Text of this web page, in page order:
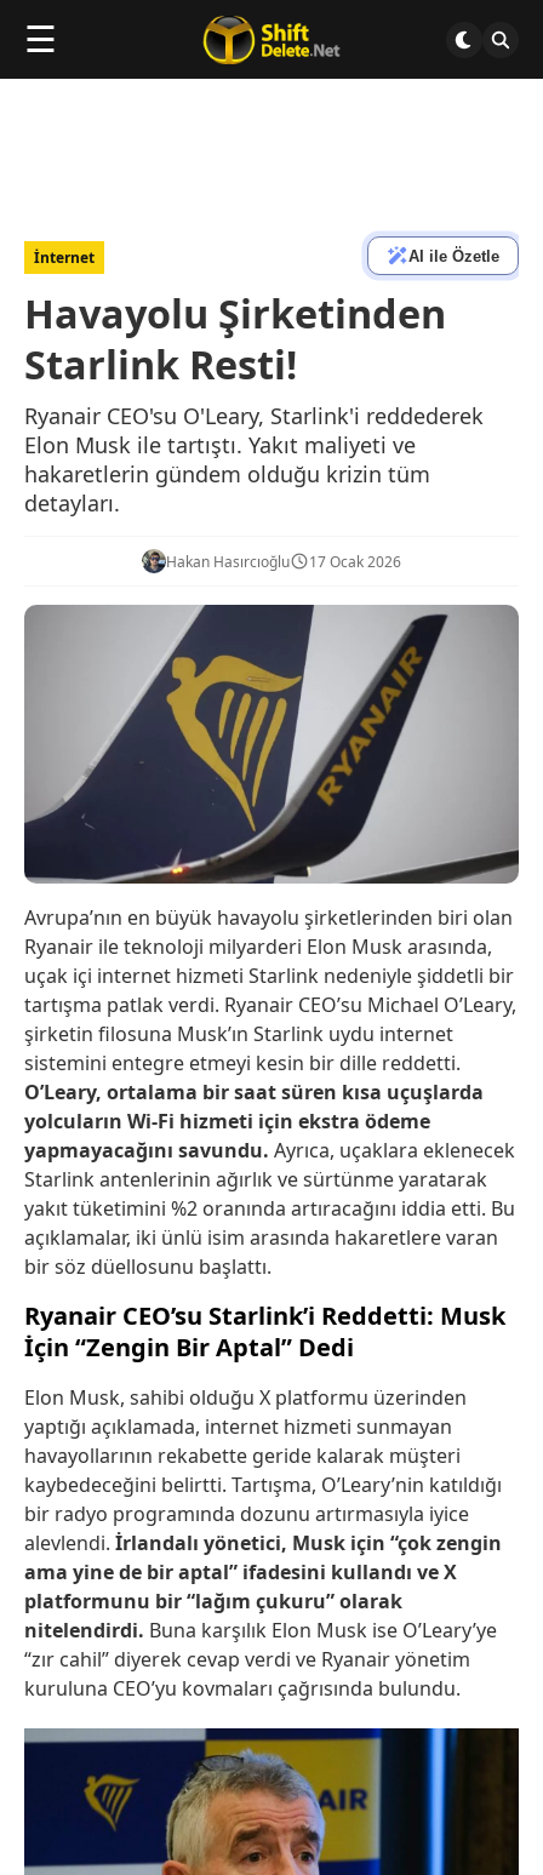
☰
İnternet AI ile Özetle
Havayolu Şirketinden
Starlink Resti!
Ryanair CEO'su O'Leary, Starlink'i reddederek
Elon Musk ile tartıştı. Yakıt maliyeti ve
hakaretlerin gündem olduğu krizin tüm
detayları.
Hakan Hasırcıoğlu 17 Ocak 2026
Avrupa’nın en büyük havayolu şirketlerinden biri olan
Ryanair ile teknoloji milyarderi Elon Musk arasında,
uçak içi internet hizmeti Starlink nedeniyle şiddetli bir
tartışma patlak verdi. Ryanair CEO’su Michael O’Leary,
şirketin filosuna Musk’ın Starlink uydu internet
sistemini entegre etmeyi kesin bir dille reddetti.
O’Leary, ortalama bir saat süren kısa uçuşlarda
yolcuların Wi-Fi hizmeti için ekstra ödeme
yapmayacağını savundu. Ayrıca, uçaklara eklenecek
Starlink antenlerinin ağırlık ve sürtünme yaratarak
yakıt tüketimini %2 oranında artıracağını iddia etti. Bu
açıklamalar, iki ünlü isim arasında hakaretlere varan
bir söz düellosunu başlattı.
Ryanair CEO’su Starlink’i Reddetti: Musk
İçin “Zengin Bir Aptal” Dedi
Elon Musk, sahibi olduğu X platformu üzerinden
yaptığı açıklamada, internet hizmeti sunmayan
havayollarının rekabette geride kalarak müşteri
kaybedeceğini belirtti. Tartışma, O’Leary’nin katıldığı
bir radyo programında dozunu artırmasıyla iyice
alevlendi. İrlandalı yönetici, Musk için “çok zengin
ama yine de bir aptal” ifadesini kullandı ve X
platformunu bir “lağım çukuru” olarak
nitelendirdi. Buna karşılık Elon Musk ise O’Leary’ye
“zır cahil” diyerek cevap verdi ve Ryanair yönetim
kuruluna CEO’yu kovmaları çağrısında bulundu.